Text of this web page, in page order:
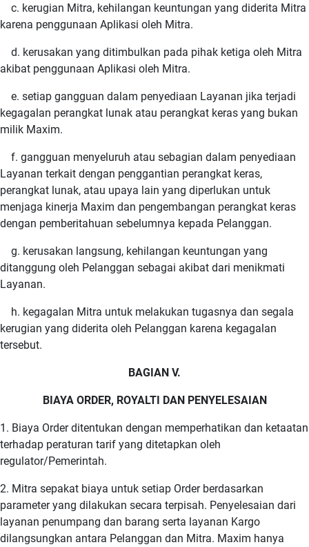
c. kerugian Mitra, kehilangan keuntungan yang diderita Mitra
karena penggunaan Aplikasi oleh Mitra.
d. kerusakan yang ditimbulkan pada pihak ketiga oleh Mitra
akibat penggunaan Aplikasi oleh Mitra.
e. setiap gangguan dalam penyediaan Layanan jika terjadi
kegagalan perangkat lunak atau perangkat keras yang bukan
milik Maxim.
f. gangguan menyeluruh atau sebagian dalam penyediaan
Layanan terkait dengan penggantian perangkat keras,
perangkat lunak, atau upaya lain yang diperlukan untuk
menjaga kinerja Maxim dan pengembangan perangkat keras
dengan pemberitahuan sebelumnya kepada Pelanggan.
g. kerusakan langsung, kehilangan keuntungan yang
ditanggung oleh Pelanggan sebagai akibat dari menikmati
Layanan.
h. kegagalan Mitra untuk melakukan tugasnya dan segala
kerugian yang diderita oleh Pelanggan karena kegagalan
tersebut.
BAGIAN V.
BIAYA ORDER, ROYALTI DAN PENYELESAIAN
1. Biaya Order ditentukan dengan memperhatikan dan ketaatan
terhadap peraturan tarif yang ditetapkan oleh
regulator/Pemerintah.
2. Mitra sepakat biaya untuk setiap Order berdasarkan
parameter yang dilakukan secara terpisah. Penyelesaian dari
layanan penumpang dan barang serta layanan Kargo
dilangsungkan antara Pelanggan dan Mitra. Maxim hanya